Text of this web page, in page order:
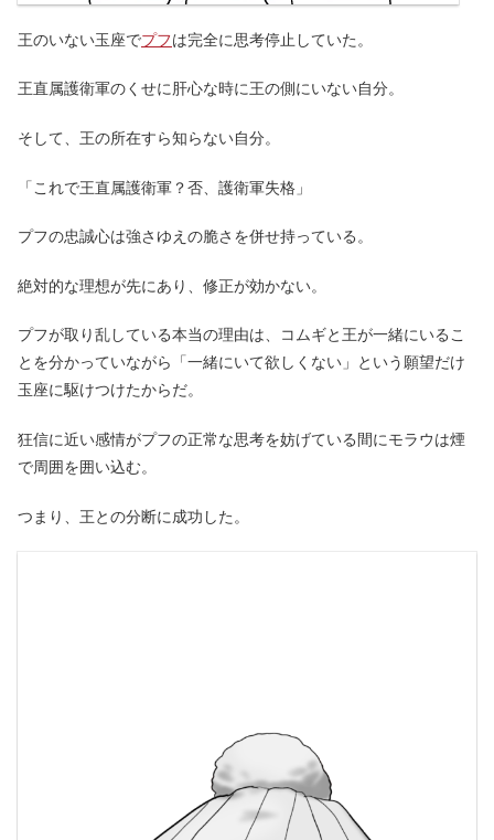
王のいない玉座でプフは完全に思考停止していた。
王直属護衛軍のくせに肝心な時に王の側にいない自分。
そして、王の所在すら知らない自分。
「これで王直属護衛軍？否、護衛軍失格」
プフの忠誠心は強さゆえの脆さを併せ持っている。
絶対的な理想が先にあり、修正が効かない。
プフが取り乱している本当の理由は、コムギと王が一緒にいるこ
とを分かっていながら「一緒にいて欲しくない」という願望だけ
玉座に駆けつけたからだ。
狂信に近い感情がプフの正常な思考を妨げている間にモラウは煙
で周囲を囲い込む。
つまり、王との分断に成功した。